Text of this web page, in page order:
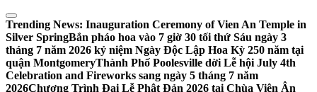
Skip
to
content
Trending News: Inauguration Ceremony of Vien An Temple in
Silver SpringBắn pháo hoa vào 7 giờ 30 tối thứ Sáu ngày 3
tháng 7 năm 2026 kỷ niệm Ngày Độc Lập Hoa Kỳ 250 năm tại
quận MontgomeryThành Phố Poolesville dời Lễ hội July 4th
Celebration and Fireworks sang ngày 5 tháng 7 năm
2026Chương Trình Đại Lễ Phật Đản 2026 tại Chùa Viên Ân